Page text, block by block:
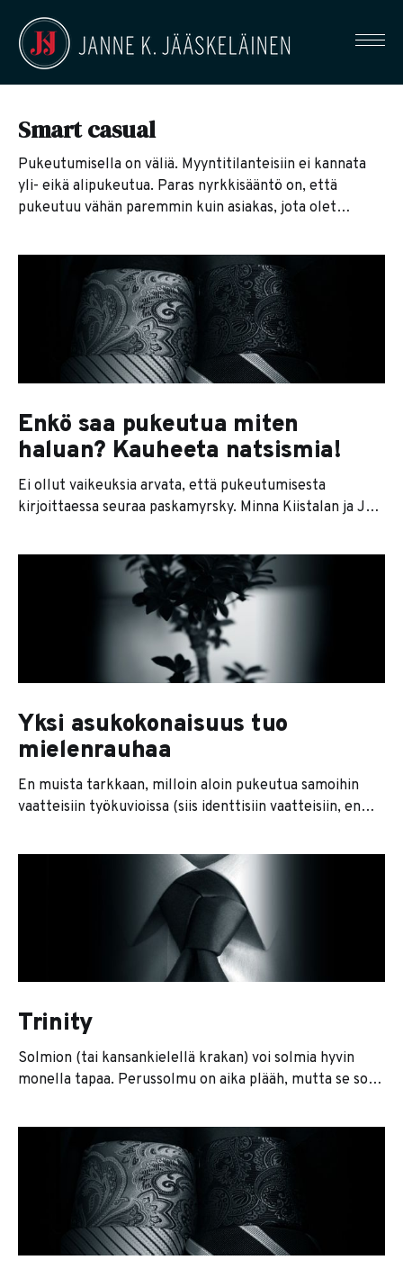
Smart casual
Pukeutumisella on väliä. Myyntitilanteisiin ei kannata
yli- eikä alipukeutua. Paras nyrkkisääntö on, että
pukeutuu vähän paremmin kuin asiakas, jota olet
bleiseriä (smart casual), joskus pukua ilman solmiota
(business casual) tai solmion kera (mun suosikki).
Enkö saa pukeutua miten
haluan? Kauheeta natsismia!
Ei ollut vaikeuksia arvata, että pukeutumisesta
kirjoittaessa seuraa paskamyrsky. Minna Kiistalan ja Jani
puolesta saikin ihmiset repimään ruttuiset
prismaverkkarinsa. Ja koska elämme agressiivisen
individualistista nenäherneilyn aikakautta, Kiistala ja
Niipola on maalattu ties millaisiksi vaatenatseiksi.
Newsflash: he ovat oikeassa. Tottakai se tympii, jos joku
Yksi asukokonaisuus tuo
mielenrauhaa
En muista tarkkaan, milloin aloin pukeutua samoihin
vaatteisiin työkuvioissa (siis identtisiin vaatteisiin, en
siinä kohtaa, kun oli helkkarinmoinen kiire ja samaan
aikaan piti miettiä, mitkä housut käyvät minkäkin paidan
kanssa. Kun esikoinen roikkuu jalassa ja yrittää samalla
kurlata suunsa tulikuumalla kahvilla, asukokonaisuuden
Trinity
Solmion (tai kansankielellä krakan) voi solmia hyvin
monella tapaa. Perussolmu on aika plääh, mutta se sopii
trinity-solmua. Se sopii parhaiten yksivärisen solmion
kanssa, mutta olen nähnyt mahtavia kuviosolmujakin.
Ohjeet solmimiseen löytyy tietenkin vaikka Youtubesta.
Jos haluaa vähän jotain hankalampaa, kokeile Eldredgeä.